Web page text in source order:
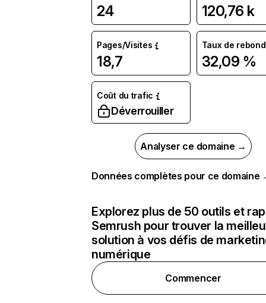
24 120,76 k
Pages/Visites
18,7
Taux de rebond
32,09 %
Coût du trafic
Déverrouiller
Analyser ce domaine →
Données complètes pour ce domaine
Explorez plus de 50 outils et
Semrush pour trouver la
solution à vos défis de
numérique
Commencer